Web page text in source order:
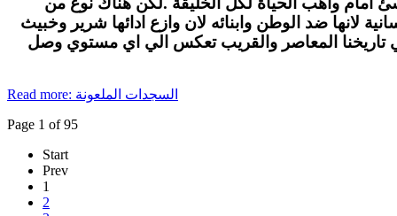
لانها ضد الوطن وابنائه لان وازع ادائها شرير وخبيث
تاريخنا المعاصر والقريب تعكس الي اي مستوي وصل
Read more: السجدات الملعونة
Page 1 of 95
Start
Prev
1
2